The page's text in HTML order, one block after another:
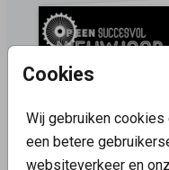
Cookies
Wij gebruiken
een betere
websiteverkeer en